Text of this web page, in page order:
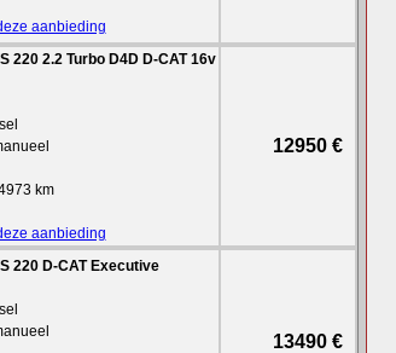
aanbieding
220 2.2 Turbo D4D D-CAT 16v
km
aanbieding
12950 €
220 D-CAT Executive
13490 €